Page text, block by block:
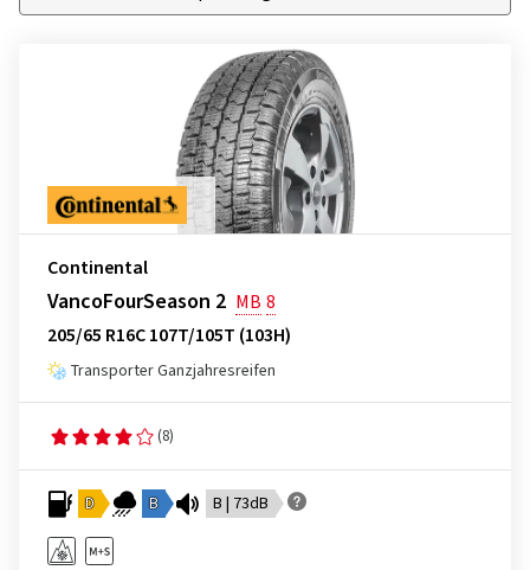
Continental
VancoFourSeason 2 MB 8
205/65 R16C 107T/105T (103H)
Transporter Ganzjahresreifen
(8)
D B B | 73dB